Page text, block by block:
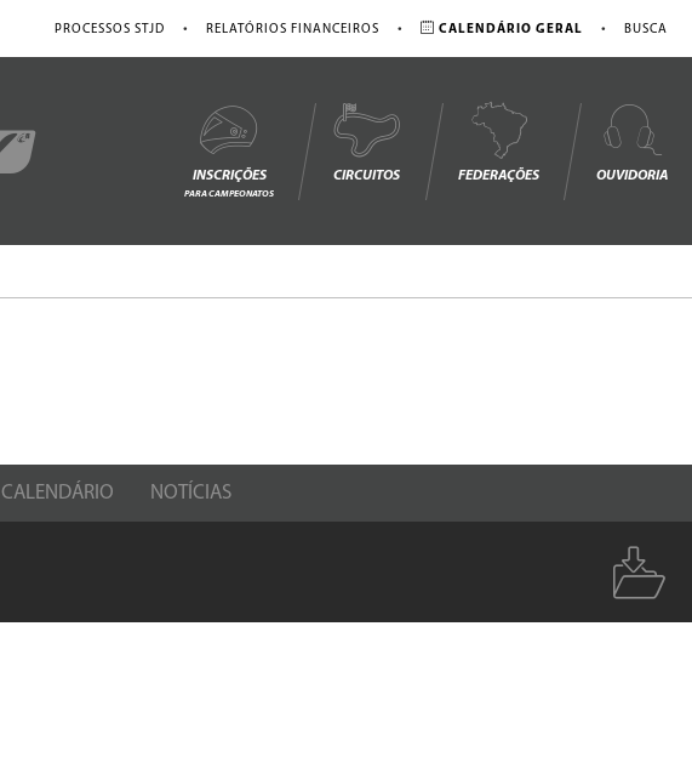
PROCESSOS STJD • RELATÓRIOS FINANCEIROS • CALENDÁRIO GERAL • BUSCA
INSCRIÇÕES
PARA CAMPEONATOS
CIRCUITOS FEDERAÇÕES OUVIDORIA
CALENDÁRIO NOTÍCIAS